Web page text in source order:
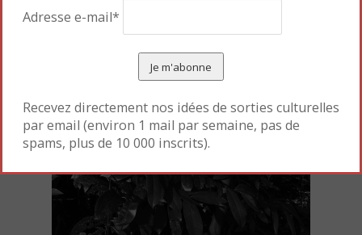
Adresse e-mail*
Recevez directement nos idées de sorties culturelles
par email (environ 1 mail par semaine, pas de
spams, plus de 10 000 inscrits).